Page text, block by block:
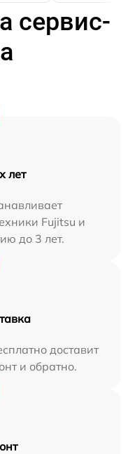
сервис-
лет
Fujitsu и
до 3 лет.
доставит
и обратно.